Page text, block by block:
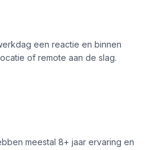
een reactie en binnen
of remote aan de slag.
meestal 8+ jaar ervaring en